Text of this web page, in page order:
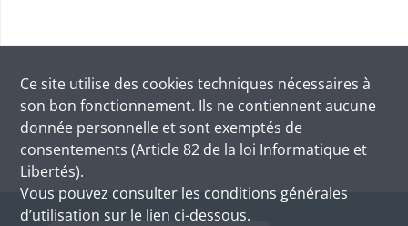
Ce site utilise des cookies techniques nécessaires à
son bon fonctionnement. Ils ne contiennent aucune
donnée personnelle et sont exemptés de
consentements (Article 82 de la loi Informatique et
Libertés).
Vous pouvez consulter les conditions générales
d’utilisation sur le lien ci-dessous.